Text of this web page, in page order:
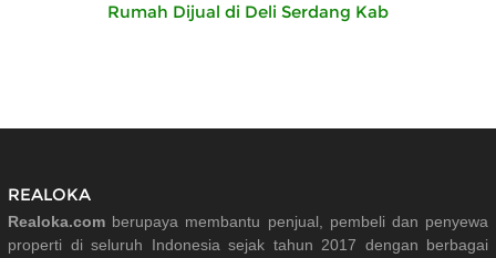
Rumah Dijual di Deli Serdang Kab
REALOKA
Realoka.com berupaya membantu penjual, pembeli dan penyewa
properti di seluruh Indonesia sejak tahun 2017 dengan berbagai